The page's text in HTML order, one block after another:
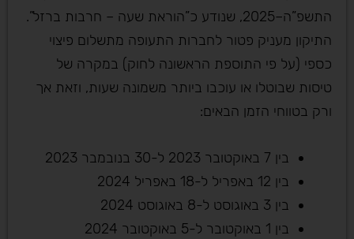
התשפ”ה–2025, שנודע כ”הוראת שעה – חרבות ברזל”.
התיקון מעניק פטור לחברות התעופה מתשלום פיצוי
כספי (על פי התוספת הראשונה לחוק) במקרה של
טיסות שבוטלו או עוכבו ביותר משמונה שעות, וזאת אך
ורק בטווחי הזמן הבאים:
בין 7 באוקטובר 2023 ל-30 בנובמבר 2023
בין 12 באפריל ל-18 באפריל 2024
בין 3 באוגוסט ל-8 באוגוסט 2024
בין 1 באוקטובר ל-5 באוקטובר 2024